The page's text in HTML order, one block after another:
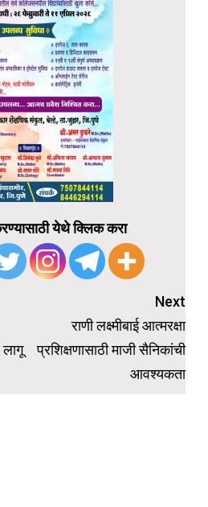
येथे क्लिक करा
Next
राणी लक्ष्मीबाई आत्मरक्षा
प्रशिक्षणासाठी माजी सैनिकांची
आवश्यकता